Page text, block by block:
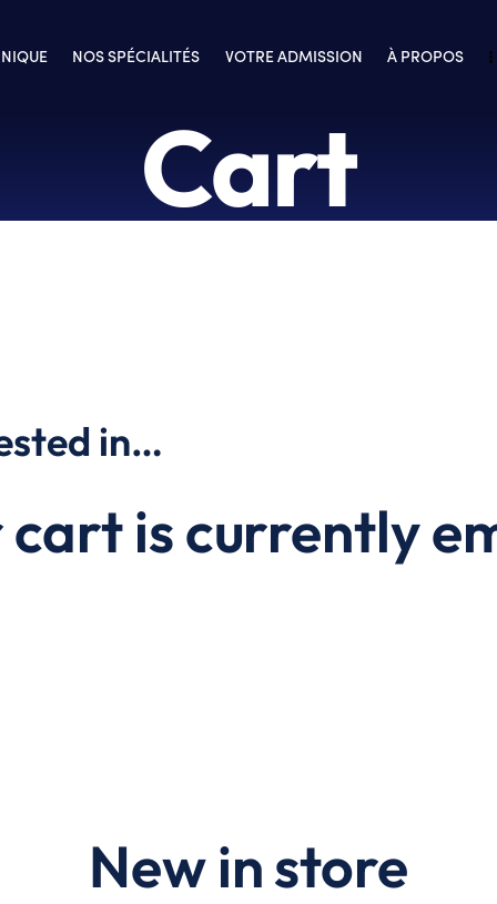
NOS SPÉCIALITÉS VOTRE ADMISSION À PROPOS
Cart
in…
cart is currently
New in store